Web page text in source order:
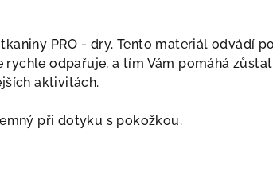
PRO - dry. Tento materiál odvádí
odpařuje, a tím Vám pomáhá
aktivitách.
při dotyku s pokožkou.